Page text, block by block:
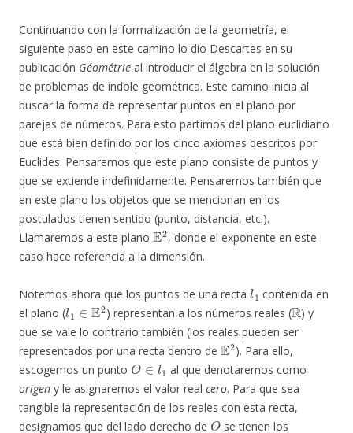
Continuando con la formalización de la geometría, el
siguiente paso en este camino lo dio Descartes en su
publicación Géométrie al introducir el álgebra en la solución
de problemas de índole geométrica. Este camino inicia al
buscar la forma de representar puntos en el plano por
parejas de números. Para esto partimos del plano euclidiano
que está bien definido por los cinco axiomas descritos por
Euclides. Pensaremos que este plano consiste de puntos y
que se extiende indefinidamente. Pensaremos también que
en este plano los objetos que se mencionan en los
postulados tienen sentido (punto, distancia, etc.).
Llamaremos a este plano
E2
, donde el exponente en este
caso hace referencia a la dimensión.
Notemos ahora que los puntos de una recta
l
contenida en
el plano (
l1∈E2
) representan a los números reales (
R
) y
que se vale lo contrario también (los reales pueden ser
representados por una recta dentro de
E2
). Para ello,
escogemos un punto
O∈l1
al que denotaremos como
origen y le asignaremos el valor real cero. Para que sea
tangible la representación de los reales con esta recta,
designamos que del lado derecho de
O
se tienen los